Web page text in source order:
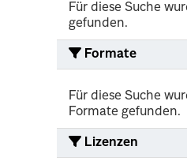
Für diese Suche
gefunden.
Formate
Für diese Suche
Formate gefunden.
Lizenzen